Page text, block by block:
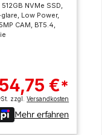
NVMe SSD,
Low Power,
CAM, BT5.4,
€*
zzgl.Versandkosten
Mehr erfahren